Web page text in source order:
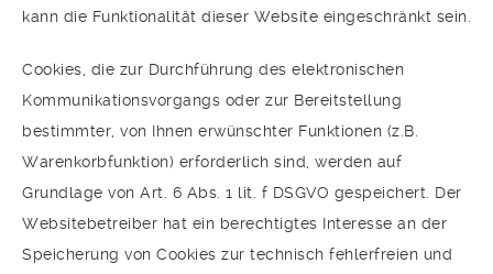
kann die Funktionalität dieser Website eingeschränkt sein.
Cookies, die zur Durchführung des elektronischen
Kommunikationsvorgangs oder zur Bereitstellung
bestimmter, von Ihnen erwünschter Funktionen (z.B.
Warenkorbfunktion) erforderlich sind, werden auf
Grundlage von Art. 6 Abs. 1 lit. f DSGVO gespeichert. Der
Websitebetreiber hat ein berechtigtes Interesse an der
Speicherung von Cookies zur technisch fehlerfreien und